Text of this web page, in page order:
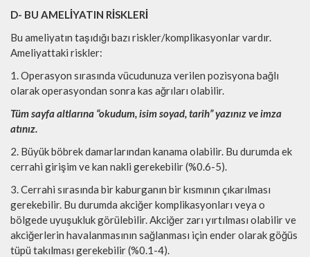
D- BU AMELİYATIN RİSKLERİ
Bu ameliyatın taşıdığı bazı riskler/komplikasyonlar vardır.
Ameliyattaki riskler:
1. Operasyon sırasında vücudunuza verilen pozisyona bağlı
olarak operasyondan sonra kas ağrıları olabilir.
Tüm sayfa altlarına “okudum, isim soyad, tarih” yazınız ve imza
atınız.
2. Büyük böbrek damarlarından kanama olabilir. Bu durumda ek
cerrahi girişim ve kan nakli gerekebilir (%0.6-5).
3. Cerrahi sırasında bir kaburganın bir kısmının çıkarılması
gerekebilir. Bu durumda akciğer komplikasyonları veya o
bölgede uyuşukluk görülebilir. Akciğer zarı yırtılması olabilir ve
akciğerlerin havalanmasının sağlanması için ender olarak göğüs
tüpü takılması gerekebilir (%0.1-4).